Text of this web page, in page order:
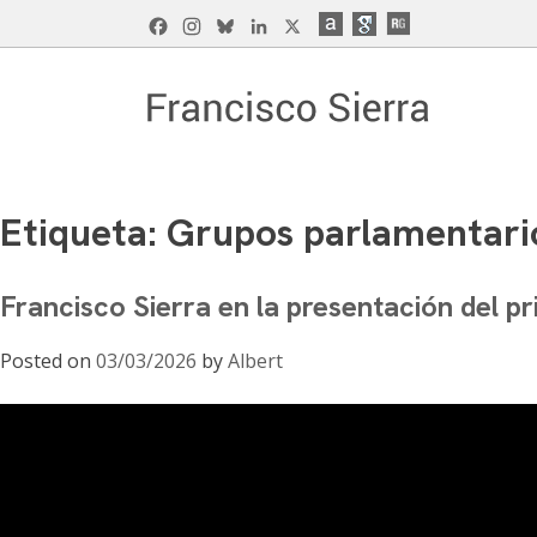
to
FacebookInstagram
BlueskyLinkedIn
Etiqueta: Grupos
Francisco Sierra en la presentación del
Posted on 03/03/2026 byAlbert